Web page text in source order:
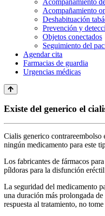
Acompañamiento
Acompañamiento
Deshabituación
Prevención y
Objetos conectados
Seguimiento del
Agendar cita
Farmacias de guardia
Urgencias médicas
Existe del generico el
Cialis generico contrareembolso
ningún medicamento para este
Los fabricantes de fármacos
píldoras para la disfunción
La seguridad del medicamento
una duración más prolongada
respuesta al tratamiento, no